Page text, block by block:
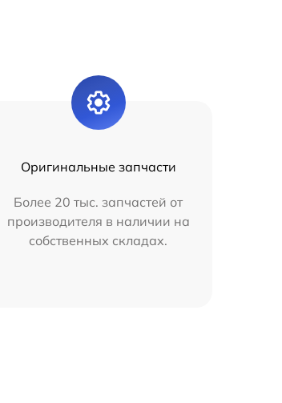
Оригинальные запчасти
Более 20 тыс. запчастей от
производителя в наличии на
собственных складах.